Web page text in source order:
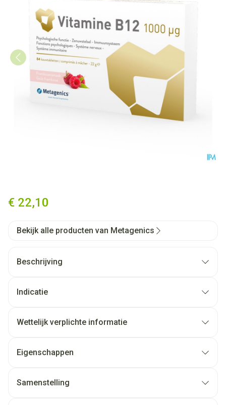
€ 22,10
Bekijk alle producten van Metagenics
Beschrijving
Indicatie
Wettelijk verplichte informatie
Eigenschappen
Samenstelling